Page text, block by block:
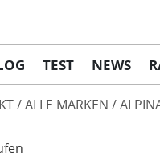
TEST NEWS
ALLE MARKEN